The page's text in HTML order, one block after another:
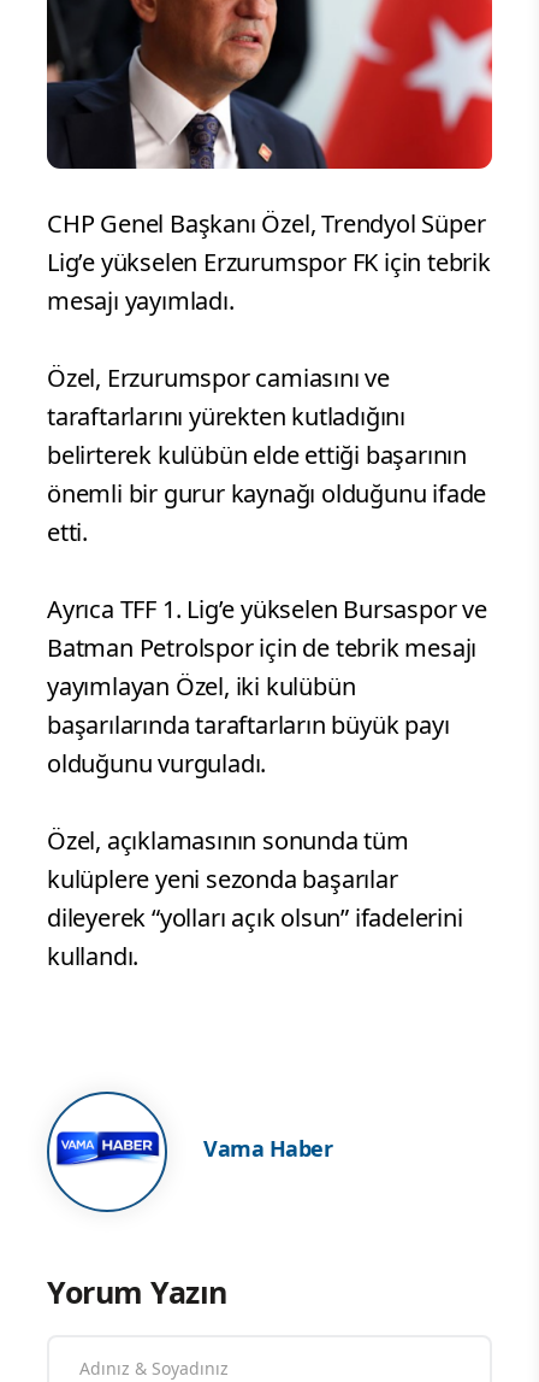
CHP Genel Başkanı Özel, Trendyol Süper
Lig’e yükselen Erzurumspor FK için tebrik
mesajı yayımladı.
Özel, Erzurumspor camiasını ve
taraftarlarını yürekten kutladığını
belirterek kulübün elde ettiği başarının
önemli bir gurur kaynağı olduğunu ifade
etti.
Ayrıca TFF 1. Lig’e yükselen Bursaspor ve
Batman Petrolspor için de tebrik mesajı
yayımlayan Özel, iki kulübün
başarılarında taraftarların büyük payı
olduğunu vurguladı.
Özel, açıklamasının sonunda tüm
kulüplere yeni sezonda başarılar
dileyerek “yolları açık olsun” ifadelerini
kullandı.
Vama Haber
Yorum Yazın